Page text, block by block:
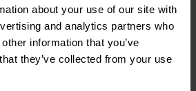
about your use of our site with
and analytics partners who
information that you’ve
they’ve collected from your use
d'identité Cisco
sécurisée (Stealthwatch)